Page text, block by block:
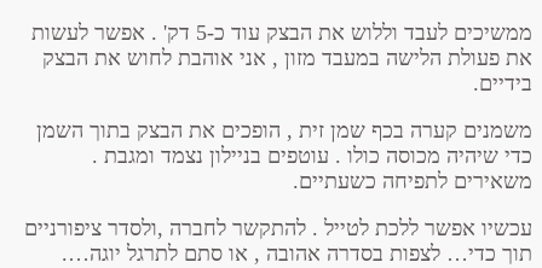
ממשיכים לעבד וללוש את הבצק עוד כ-5 דק' . אפשר לעשות
את פעולת הלישה במעבד מזון , אני אוהבת לחוש את הבצק
בידיים.
משמנים קערה בכף שמן זית , הופכים את הבצק בתוך השמן
כדי שיהיה מכוסה כולו . עוטפים בניילון נצמד ומגבת .
משאירים לתפיחה כשעתיים.
עכשיו אפשר ללכת לטייל . להתקשר לחברה ,ולסדר ציפורניים
תוך כדי… לצפות בסדרה אהובה , או סתם לתרגל יוגה….